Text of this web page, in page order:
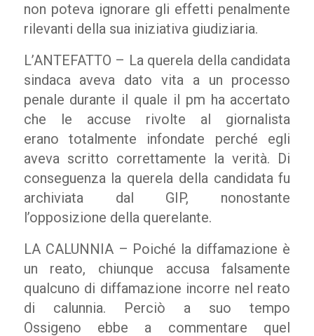
non poteva ignorare gli effetti penalmente
rilevanti della sua iniziativa giudiziaria.
L’ANTEFATTO – La querela della candidata
sindaca aveva dato vita a un processo
penale durante il quale il pm ha accertato
che le accuse rivolte al giornalista
erano totalmente infondate perché egli
aveva scritto correttamente la verità. Di
conseguenza la querela della candidata fu
archiviata dal GIP, nonostante
l’opposizione della querelante.
LA CALUNNIA – Poiché la diffamazione è
un reato, chiunque accusa falsamente
qualcuno di diffamazione incorre nel reato
di calunnia. Perciò a suo tempo
Ossigeno ebbe a commentare quel